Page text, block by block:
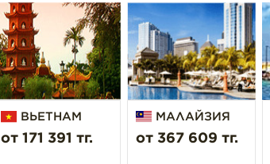
ВЬЕТНАМ
от 171 391 тг.
МАЛАЙЗИЯ
от 367 609 тг.